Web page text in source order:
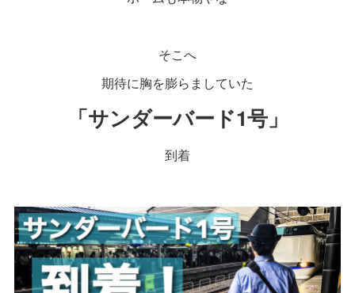
そこへ
期待に胸を膨らましていた
「サンダーバード1号」
到着